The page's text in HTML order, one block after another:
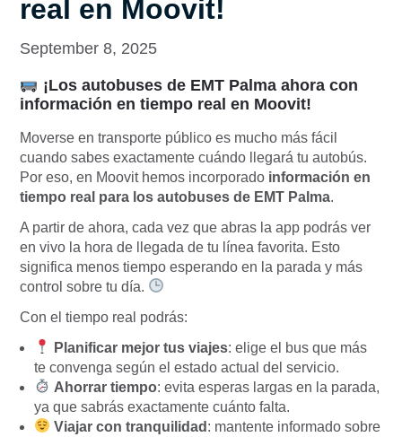
real en Moovit!
September 8, 2025
¡Los autobuses de EMT Palma ahora con
información en tiempo real en Moovit!
Moverse en transporte público es mucho más fácil
cuando sabes exactamente cuándo llegará tu autobús.
Por eso, en Moovit hemos incorporado información en
tiempo real para los autobuses de EMT Palma.
A partir de ahora, cada vez que abras la app podrás ver
en vivo la hora de llegada de tu línea favorita. Esto
significa menos tiempo esperando en la parada y más
control sobre tu día.
Con el tiempo real podrás:
Planificar mejor tus viajes: elige el bus que más
te convenga según el estado actual del servicio.
Ahorrar tiempo: evita esperas largas en la parada,
ya que sabrás exactamente cuánto falta.
Viajar con tranquilidad : mantente informado sobre